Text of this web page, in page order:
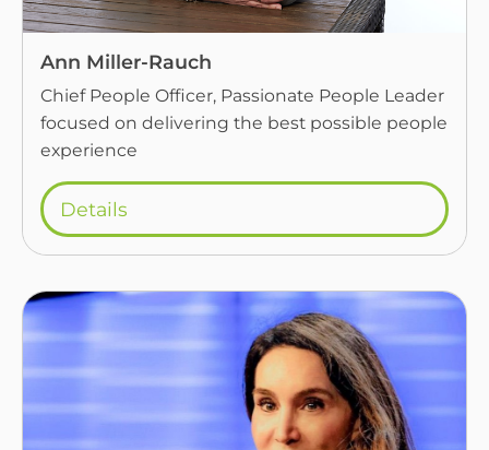
Ann Miller-Rauch
Chief People Officer, Passionate People Leader
focused on delivering the best possible people
experience
Details